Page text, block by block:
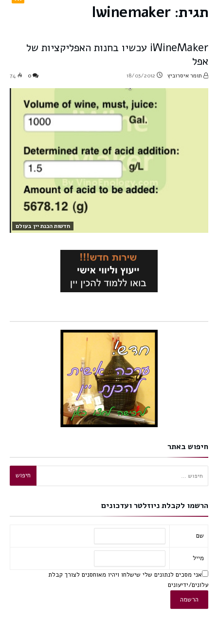
תגית:Iwinemaker
iWineMaker עכשיו בחנות האפליקציות של
אפל
תומר איסרוביץ 18/03/2012
74
חדשות הכנת יין בעולם
חיפוש באתר
חיפוש:
הרשמו לקבלת ניוזלטר ועדכונים
שם
מייל
אני מסכים לנתונים שלי שישלחו ויהיו מאוחסנים לצורך קבלת
עלונים/ידיעונים